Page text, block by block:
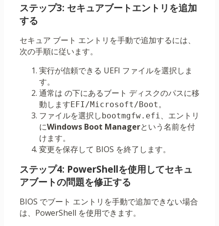
ステップ3: セキュアブートエントリを追加
する
セキュア ブート エントリを手動で追加するには、
次の手順に従います。
実行が信頼できる UEFI ファイルを選択しま
す。
通常は の下にあるブート ディスクのパスに移
動します EFI/Microsoft/Boot。
ファイルを選択し bootmgfw.efi、エントリ
にWindows Boot Managerという名前を付
けます。
変更を保存して BIOS を終了します。
ステップ4: PowerShellを使用してセキュ
アブートの問題を修正する
BIOS でブート エントリを手動で追加できない場合
は、PowerShell を使用できます。